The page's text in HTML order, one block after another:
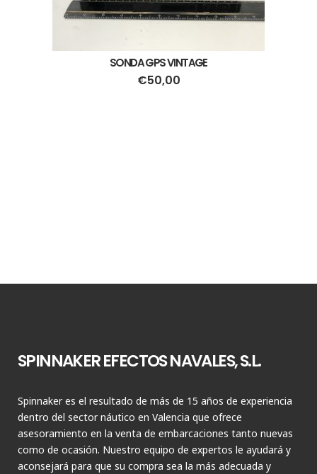
SONDA GPS VINTAGE
€50,00
SPINNAKER EFECTOS NAVALES, S.L.
Spinnaker es el resultado de más de 15 años de experiencia
dentro del sector náutico en Valencia que ofrece
asesoramiento en la venta de embarcaciones tanto nuevas
como de ocasión. Nuestro equipo de expertos le ayudará y
aconsejará para que su compra sea la más adecuada y